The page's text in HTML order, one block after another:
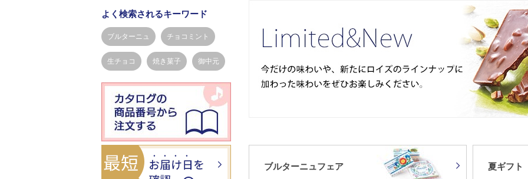
ブルターニュフェア 夏ギフト
よく検索されるキーワード
ブルターニュ チョコミント
生チョコ 焼き菓子 御中元